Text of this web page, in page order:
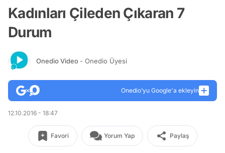
Kadınları Çileden Çıkaran 7
Durum
Onedio Video - Onedio Üyesi
Onedio’yu Google'a ekleyin
12.10.2016 - 18:47
Favori Yorum Yap Paylaş